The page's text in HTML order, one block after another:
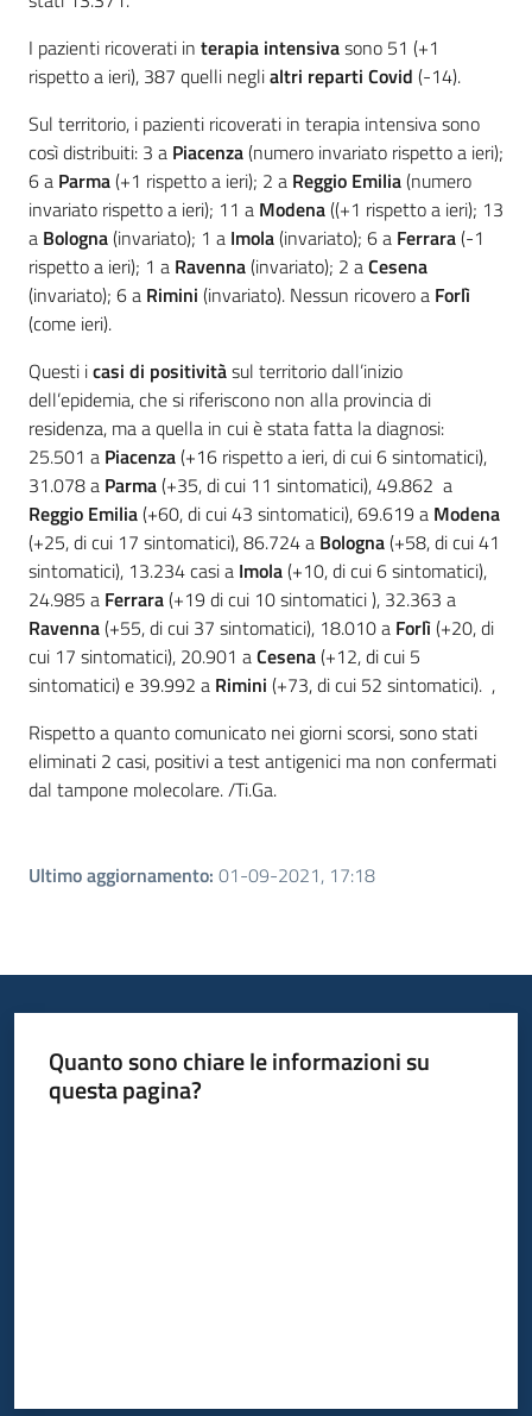
I pazienti ricoverati in terapia intensivasono 51 (+1
rispetto a ieri), 387 quelli neglialtri reparti Covid (-14).
Sul territorio, i pazienti ricoverati in terapia intensiva sono
così distribuiti: 3 a Piacenza(numero invariato rispetto a ieri);
6 a Parma(+1 rispetto a ieri); 2 a Reggio Emilia(numero
invariato rispetto a ieri); 11 a Modena((+1 rispetto a ieri); 13
a Bologna(invariato); 1 a Imola(invariato); 6 a Ferrara(-1
rispetto a ieri); 1 a Ravenna(invariato); 2 aCesena
(invariato); 6 a Rimini (invariato). Nessun ricovero a Forlì
(come ieri).
Questi icasi di positivitàsul territorio dall’inizio
dell’epidemia, che si riferiscono non alla provincia di
residenza, ma a quella in cui è stata fatta la diagnosi:
25.501 a Piacenza(+16 rispetto a ieri, di cui 6 sintomatici),
31.078 a Parma(+35, di cui 11 sintomatici), 49.862 a
Reggio Emilia(+60, di cui 43 sintomatici), 69.619 a Modena
(+25, di cui 17 sintomatici), 86.724 a Bologna(+58, di cui 41
sintomatici), 13.234 casi a Imola(+10, di cui 6 sintomatici),
24.985 a Ferrara(+19 di cui 10 sintomatici ), 32.363 a
Ravenna(+55, di cui 37 sintomatici), 18.010 a Forlì(+20, di
cui 17 sintomatici), 20.901 aCesena(+12, di cui 5
sintomatici) e 39.992 a Rimini (+73, di cui 52 sintomatici). ,
Rispetto a quanto comunicato nei giorni scorsi, sono stati
eliminati 2 casi, positivi a test antigenici ma non confermati
dal tampone molecolare. /Ti.Ga.
Ultimo aggiornamento: 01-09-2021, 17:18
Quanto sono chiare le informazioni su
questa pagina?